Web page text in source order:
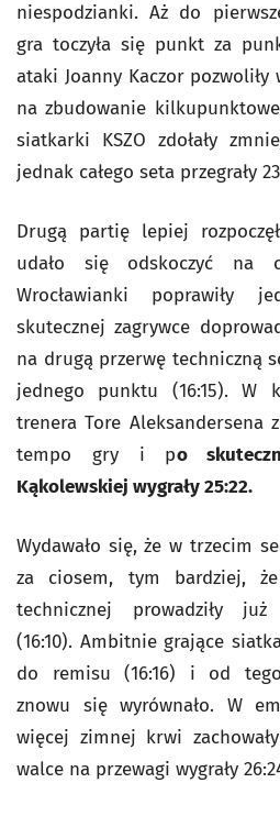
niespodzianki. Aż do
gra toczyła się punkt za
ataki Joanny Kaczor
na zbudowanie
siatkarki KSZO zdołały
jednak całego seta przegrały
Drugą partię lepiej
udało się odskoczyć na
Wrocławianki poprawiły
skutecznej zagrywce
na drugą przerwę techniczną
jednego punktu (16:15). W
trenera Tore Aleksandersena
tempo gry i po
Kąkolewskiej wygrały 25:22.
Wydawało się, że w trzecim
za ciosem, tym bardziej,
technicznej prowadziły
(16:10). Ambitnie grające
do remisu (16:16) i od
znowu się wyrównało. W
więcej zimnej krwi
walce na przewagi wygrały